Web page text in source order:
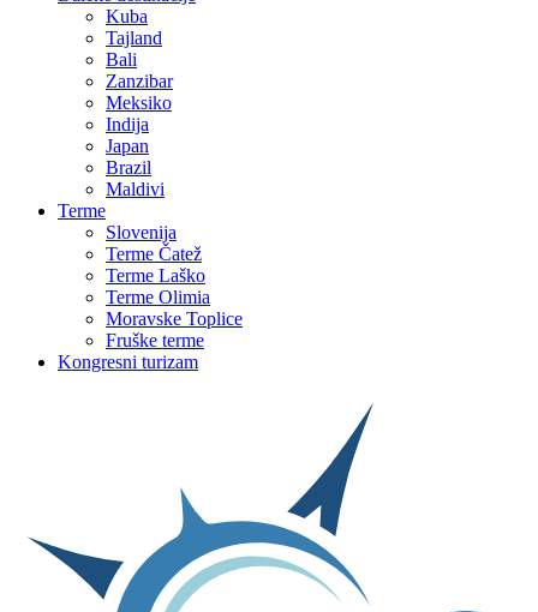
Kuba
Tajland
Bali
Zanzibar
Meksiko
Indija
Japan
Brazil
Maldivi
Terme
Slovenija
Terme Čatež
Terme Laško
Terme Olimia
Moravske Toplice
Fruške terme
Kongresni turizam